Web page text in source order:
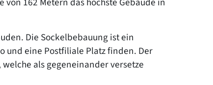
Die Sockelbebauung ist ein
und eine Postfiliale Platz finden. Der
als gegeneinander versetze